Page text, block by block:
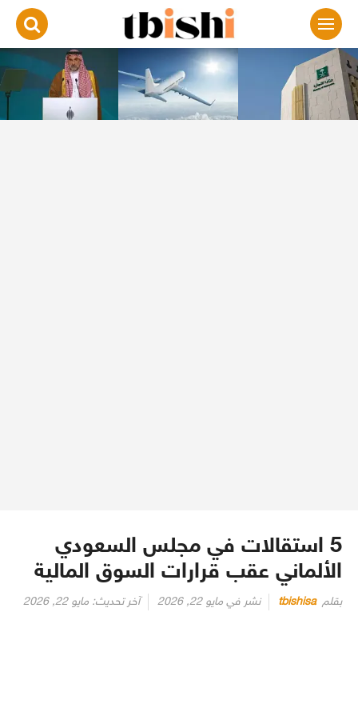
التجاوز
المحتوى
5 استقالات في مجلس السعودي
الألماني عقب قرارات السوق المالية
بقلم tbishisa نشر في مايو 22, 2026 آخر تحديث: مايو 22, 2026